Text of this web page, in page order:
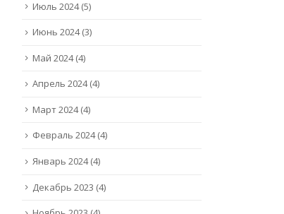
Июль 2024(5)
Июнь 2024(3)
Май 2024(4)
Апрель 2024(4)
Март 2024(4)
Февраль 2024(4)
Январь 2024(4)
Декабрь 2023 (4)